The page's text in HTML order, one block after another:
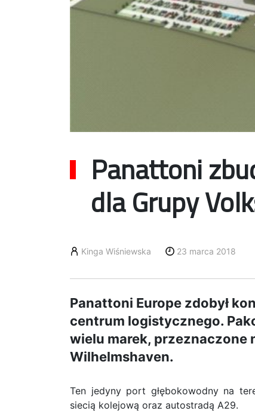
Panattoni
dla Grupy
Kinga Wiśniewska 23 marca 2018
Panattoni Europe zdobył
centrum logistycznego.
wielu marek, przeznaczone
Wilhelmshaven.
Ten jedyny port głębokowodny na
siecią kolejową oraz autostradą A29.